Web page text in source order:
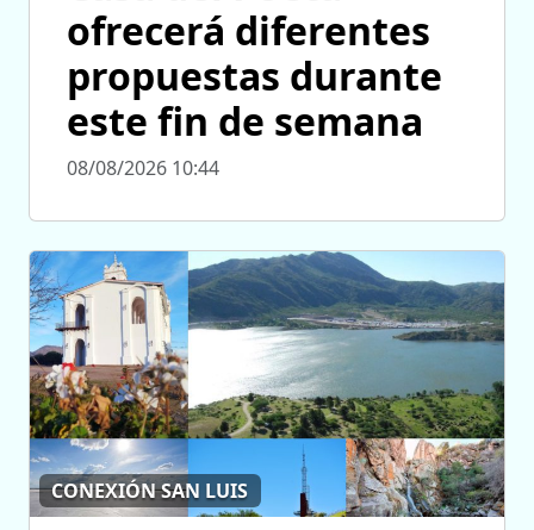
ofrecerá diferentes
propuestas durante
este fin de semana
08/08/2026 10:44
CONEXIÓN SAN LUIS